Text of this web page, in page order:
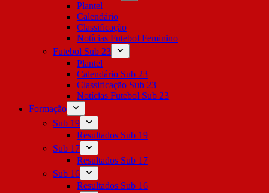
Plantel
Calendário
Classificação
Notícias Futebol Feminino
Futebol Sub 23
Plantel
Calendário Sub 23
Classificação Sub 23
Notícias Futebol Sub 23
Formação
Sub 19
Resultados Sub 19
Sub 17
Resultados Sub 17
Sub 16
Resultados Sub 16